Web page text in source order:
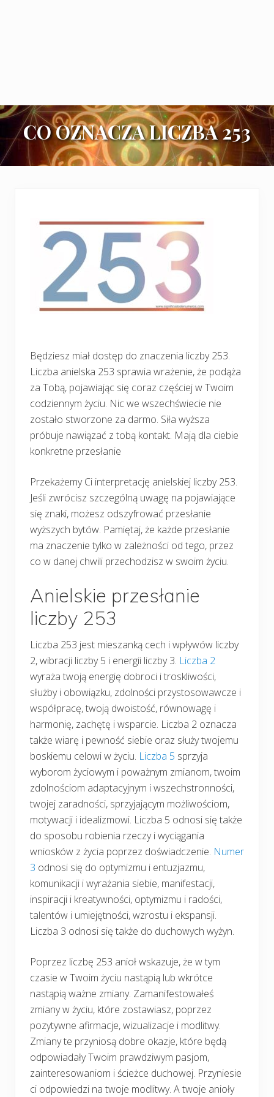
CO OZNACZA LICZBA 253
Będziesz miał dostęp do znaczenia liczby 253.
Liczba anielska 253 sprawia wrażenie, że podąża
za Tobą, pojawiając się coraz częściej w Twoim
codziennym życiu. Nic we wszechświecie nie
zostało stworzone za darmo. Siła wyższa
próbuje nawiązać z tobą kontakt. Mają dla ciebie
konkretne przesłanie
Przekażemy Ci interpretację anielskiej liczby 253.
Jeśli zwrócisz szczególną uwagę na pojawiające
się znaki, możesz odszyfrować przesłanie
wyższych bytów. Pamiętaj, że każde przesłanie
ma znaczenie tylko w zależności od tego, przez
co w danej chwili przechodzisz w swoim życiu.
Anielskie przesłanie
liczby 253
Liczba 253 jest mieszanką cech i wpływów liczby
2, wibracji liczby 5 i energii liczby 3. Liczba 2
wyraża twoją energię dobroci i troskliwości,
służby i obowiązku, zdolności przystosowawcze i
współpracę, twoją dwoistość, równowagę i
harmonię, zachętę i wsparcie. Liczba 2 oznacza
także wiarę i pewność siebie oraz służy twojemu
boskiemu celowi w życiu. Liczba 5 sprzyja
wyborom życiowym i poważnym zmianom, twoim
zdolnościom adaptacyjnym i wszechstronności,
twojej zaradności, sprzyjającym możliwościom,
motywacji i idealizmowi. Liczba 5 odnosi się także
do sposobu robienia rzeczy i wyciągania
wniosków z życia poprzez doświadczenie. Numer
3 odnosi się do optymizmu i entuzjazmu,
komunikacji i wyrażania siebie, manifestacji,
inspiracji i kreatywności, optymizmu i radości,
talentów i umiejętności, wzrostu i ekspansji.
Liczba 3 odnosi się także do duchowych wyżyn.
Poprzez liczbę 253 anioł wskazuje, że w tym
czasie w Twoim życiu nastąpią lub wkrótce
nastąpią ważne zmiany. Zamanifestowałeś
zmiany w życiu, które zostawiasz, poprzez
pozytywne afirmacje, wizualizacje i modlitwy.
Zmiany te przyniosą dobre okazje, które będą
odpowiadały Twoim prawdziwym pasjom,
zainteresowaniom i ścieżce duchowej. Przyniesie
ci odpowiedzi na twoje modlitwy. A twoje anioły